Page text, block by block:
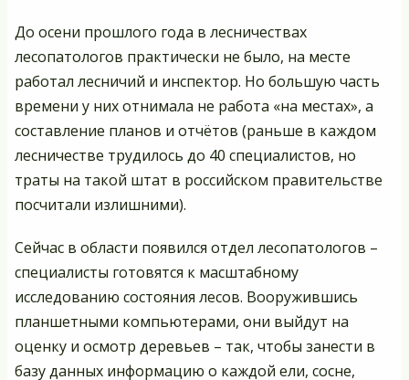
До осени прошлого года в лесничествах
лесопатологов практически не было, на месте
работал лесничий и инспектор. Но большую часть
времени у них отнимала не работа «на местах», а
составление планов и отчётов (раньше в каждом
лесничестве трудилось до 40 специалистов, но
траты на такой штат в российском правительстве
посчитали излишними).
Сейчас в области появился отдел лесопатологов –
специалисты готовятся к масштабному
исследованию состояния лесов. Вооружившись
планшетными компьютерами, они выйдут на
оценку и осмотр деревьев – так, чтобы занести в
базу данных информацию о каждой ели, сосне,